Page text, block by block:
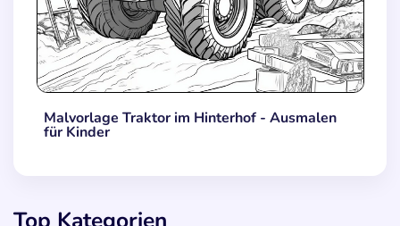
Malvorlage Traktor im Hinterhof - Ausmalen
für Kinder